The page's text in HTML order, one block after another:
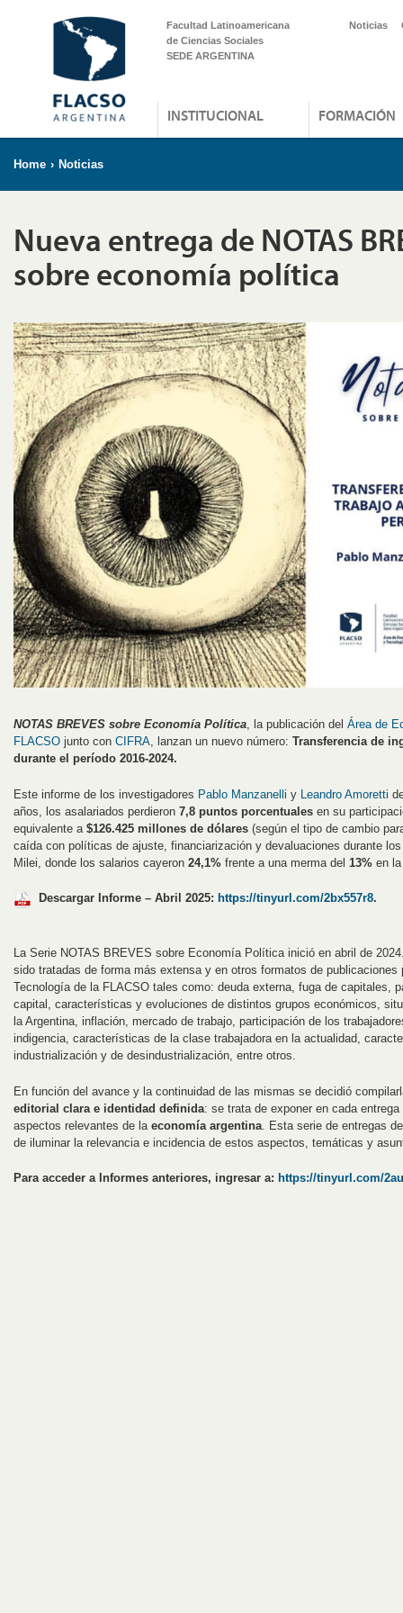
Facultad Latinoamericana
de Ciencias Sociales
SEDE ARGENTINA
Noticias
INSTITUCIONAL FORMACIÓN
Home › Noticias
Nueva entrega de NOTAS
sobre economía política
NOTAS BREVES sobre Economía Política , la publicación del Área de
FLACSO junto con CIFRA , lanzan un nuevo número: Transferencia de
durante el período 2016-2024.
Este informe de los investigadores Pablo Manzanelli y Leandro Amoretti
años, los asalariados perdieron 7,8 puntos porcentuales en su
equivalente a $126.425 millones de dólares (según el tipo de cambio
caída con políticas de ajuste, financiarización y devaluaciones durante
Milei, donde los salarios cayeron 24,1% frente a una merma del 13% en
Descargar Informe – Abril 2025: https://tinyurl.com/2bx557r8.
La Serie NOTAS BREVES sobre Economía Política inició en abril de
sido tratadas de forma más extensa y en otros formatos de
Tecnología de la FLACSO tales como: deuda externa, fuga de capitales,
capital, características y evoluciones de distintos grupos económicos,
la Argentina, inflación, mercado de trabajo, participación de los
indigencia, características de la clase trabajadora en la actualidad,
industrialización y de desindustrialización, entre otros.
En función del avance y la continuidad de las mismas se decidió
editorial clara e identidad definida: se trata de exponer en cada
aspectos relevantes de la economía argentina . Esta serie de entregas
de iluminar la relevancia e incidencia de estos aspectos, temáticas y
Para acceder a Informes anteriores, ingresar a: https://tinyurl.com/